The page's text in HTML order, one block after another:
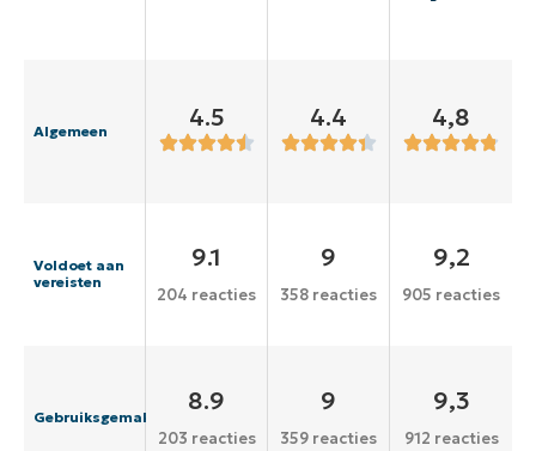
Algemeen 4.5 4.4 4,8
Voldoet aan
vereisten
9.1
204 reacties
9
358 reacties
9,2
905 reacties
Gebruiksgemak
8.9
203 reacties
9
359 reacties
9,3
912 reacties